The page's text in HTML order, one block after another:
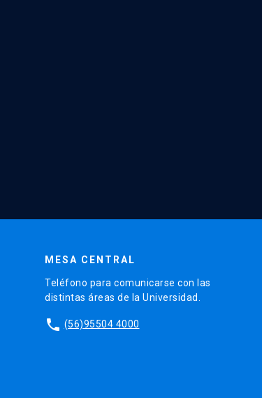
MESA CENTRAL
Teléfono para comunicarse con las
distintas áreas de la Universidad.
phone (56)95504 4000